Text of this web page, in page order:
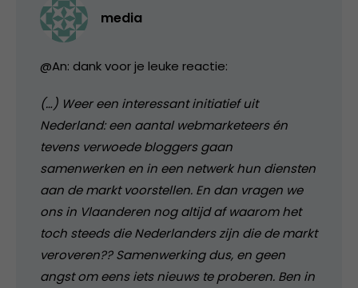
media
@An: dank voor je leuke reactie:
(…) Weer een interessant initiatief uit
Nederland: een aantal webmarketeers én
tevens verwoede bloggers gaan
samenwerken en in een netwerk hun diensten
aan de markt voorstellen. En dan vragen we
ons in Vlaanderen nog altijd af waarom het
toch steeds die Nederlanders zijn die de markt
veroveren?? Samenwerking dus, en geen
angst om eens iets nieuws te proberen. Ben in